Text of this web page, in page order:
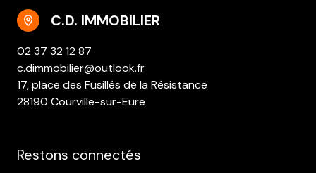
C.D. IMMOBILIER
02 37 32 12 87
c.dimmobilier@outlook.fr
17, place des Fusillés de la Résistance
28190 Courville-sur-Eure
Restons connectés